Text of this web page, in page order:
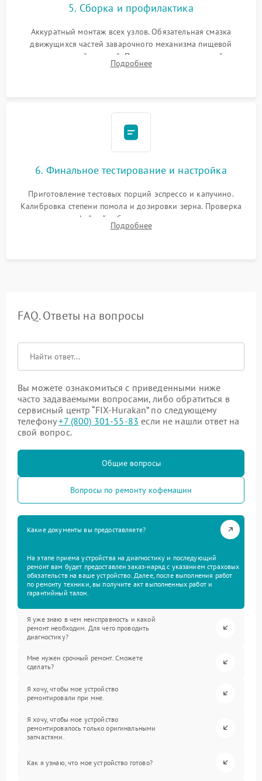
5. Сборка и профилактика
Аккуратный монтаж всех узлов. Обязательная смазка
движущихся частей заварочного механизма пищевой
силиконовой смазкой. Проведение программной
декальцинации и очистки системы от кофейных масел.
Подробнее
6. Финальное тестирование и настройка
Приготовление тестовых порций эспрессо и капучино.
Калибровка степени помола и дозировки зерна. Проверка
плотности кофейной таблетки, температуры напитка и
качества молочной пены. Контроль отсутствия посторонних
Подробнее
FAQ. Ответы на вопросы
Вы можете ознакомиться с приведенными ниже
часто задаваемыми вопросами, либо обратиться в
сервисный центр “FIX-Hurakan” по следующему
телефону+7 (800) 301-55-83 если не нашли ответ на
свой вопрос.
Общие вопросы
Вопросы по ремонту кофемашин
Какие документы вы предоставляете?
На этапе приема устройства на диагностику и последующий
ремонт вам будет предоставлен заказ-наряд с указанием страховых
обязательств на ваше устройство. Далее, после выполнения работ
по ремонту техники, вы получите акт выполненных работ и
гарантийный талон.
Я уже знаю в чем неисправность и какой
ремонт необходим. Для чего проводить
диагностику?
Мне нужен срочный ремонт. Сможете
сделать?
Я хочу, чтобы мое устройство
ремонтировали при мне.
Я хочу, чтобы мое устройство
ремонтировалось только оригинальными
запчастями.
Как я узнаю, что мое устройство готово?